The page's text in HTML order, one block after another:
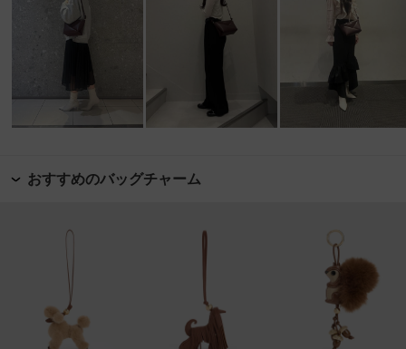
おすすめのバッグチャーム